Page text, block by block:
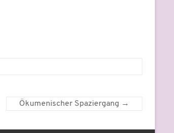
Ökumenischer Spaziergang →